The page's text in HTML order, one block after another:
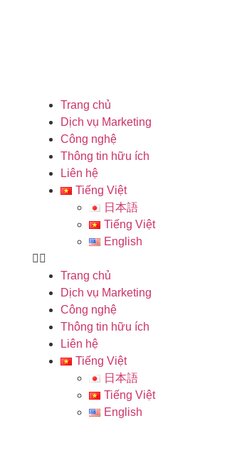
Trang chủ
Dịch vụ Marketing
Công nghệ
Thông tin hữu ích
Liên hệ
Tiếng Việt
日本語
Tiếng Việt
English
Trang chủ
Dịch vụ Marketing
Công nghệ
Thông tin hữu ích
Liên hệ
Tiếng Việt
日本語
Tiếng Việt
English